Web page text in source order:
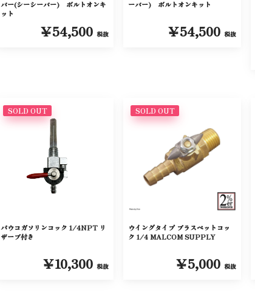
バー(シーシーバー) ボルトオンキ
ット
￥54,500 税抜
ーバー) ボルトオンキット
￥54,500 税抜
SOLD OUT
パウコガソリンコック 1/4NPT リ
ザーブ付き
￥10,300 税抜
SOLD OUT
ウイングタイプ ブラスペットコッ
ク 1/4 MALCOM SUPPLY
￥5,000 税抜